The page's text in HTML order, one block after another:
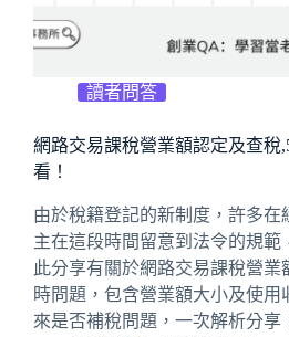
讀者問答
網路交易課稅營業額認定及查稅
看！
由於稅籍登記的新制度，許多在
主在這段時間留意到法令的規範
此分享有關於網路交易課稅營業
時問題，包含營業額大小及使用
來是否補稅問題，一次解析分享